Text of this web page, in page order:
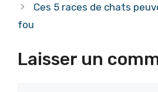
Ces 5 races de chats
fou
Laisser un